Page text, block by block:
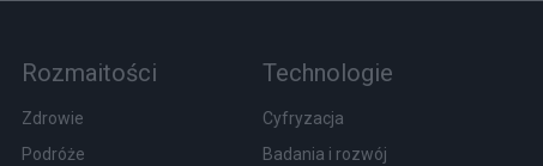
Rozmaitości
Zdrowie
Podróże
Technologie
Cyfryzacja
Badania i rozwój